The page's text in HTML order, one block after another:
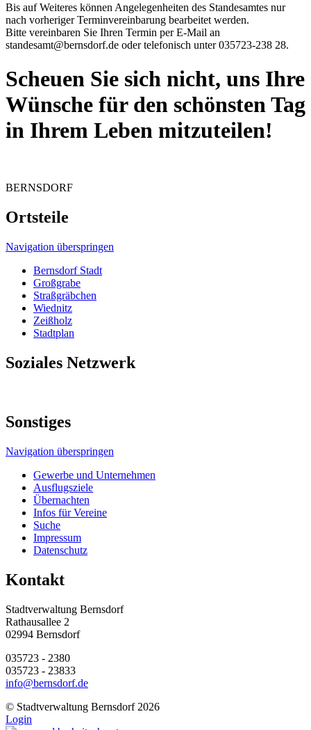
Bis auf Weiteres können Angelegenheiten des Standesamtes nur
nach vorheriger Terminvereinbarung bearbeitet werden.
Bitte vereinbaren Sie Ihren Termin per E-Mail an
standesamt@bernsdorf.de oder telefonisch unter 035723-238 28.
Scheuen Sie sich nicht, uns Ihre
Wünsche für den schönsten Tag
in Ihrem Leben mitzuteilen!
BERNSDORF
Ortsteile
Navigation überspringen
Bernsdorf Stadt
Großgrabe
Straßgräbchen
Wiednitz
Zeißholz
Stadtplan
Soziales Netzwerk
Sonstiges
Navigation überspringen
Gewerbe und Unternehmen
Ausflugsziele
Übernachten
Infos für Vereine
Suche
Impressum
Datenschutz
Kontakt
Stadtverwaltung Bernsdorf
Rathausallee 2
02994 Bernsdorf
035723 - 2380
035723 - 23833
info@bernsdorf.de
© Stadtverwaltung Bernsdorf 2026
Login